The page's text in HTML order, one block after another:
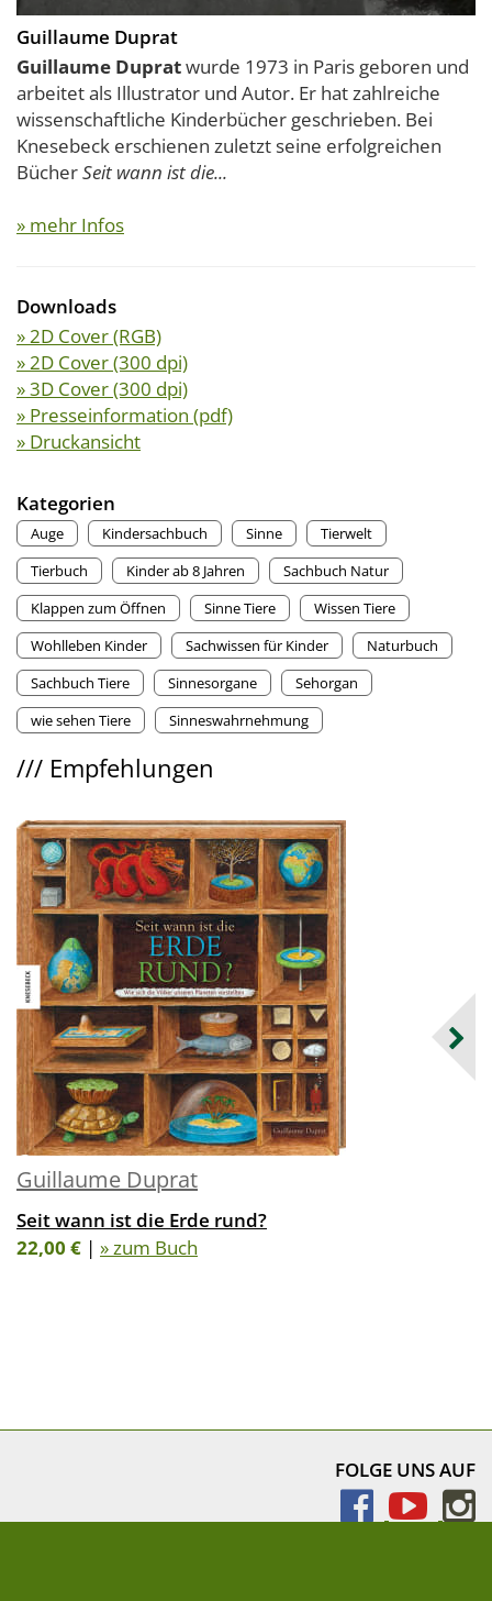
Guillaume Duprat
Guillaume Dupratwurde 1973 in Paris geboren und
arbeitet als Illustrator und Autor. Er hat zahlreiche
wissenschaftliche Kinderbücher geschrieben. Bei
Knesebeck erschienen zuletzt seine erfolgreichen
BücherSeit wann ist die...
» mehr Infos
Downloads
» 2D Cover (RGB)
» 2D Cover (300 dpi)
» 3D Cover (300 dpi)
» Presseinformation (pdf)
» Druckansicht
Kategorien
Auge Kindersachbuch Sinne
Tierwelt
Tierbuch
Kinder ab 8 Jahren
Sachbuch Natur
Klappen zum Öffnen
Sinne Tiere
Wissen Tiere
Wohlleben Kinder
Sachwissen für Kinder
Naturbuch
Sachbuch Tiere
Sinnesorgane
Sehorgan
wie sehen Tiere
Sinneswahrnehmung
/// Empfehlungen
Guillaume Duprat
Seit wann ist die Erde rund?
22,00 € | » zum Buch
FOLGE UNS AUF